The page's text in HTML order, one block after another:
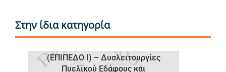
Στην ίδια κατηγορία
(ΕΠΙΠΕΔΟ I) – Δυσλειτουργίες
Πυελικού Εδάφους και